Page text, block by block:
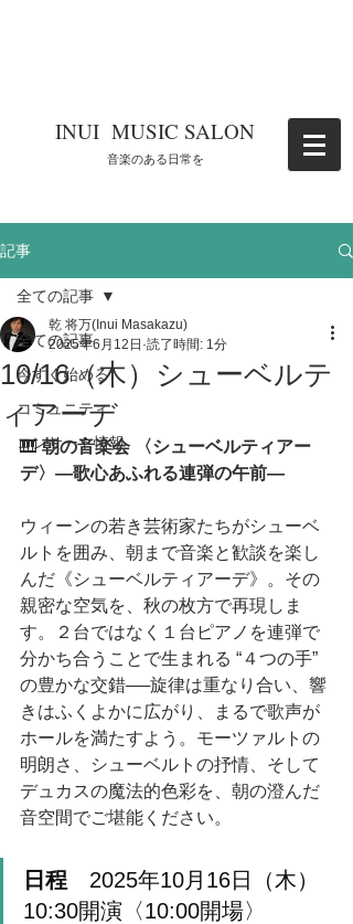
​INUI MUSIC SALON
​音楽のある日常を
記事
全ての記事
今すぐ始める
コミュニティ
コンサート情報
全ての記事
10/16（木）シューベルテ
ィアーデ
乾 将万(Inui Masakazu)
2025年6月12日 読了時間: 1分
🎹 朝の音楽会 〈シューベルティアー
デ〉—歌心あふれる連弾の午前—
ウィーンの若き芸術家たちがシューベ
ルトを囲み、朝まで音楽と歓談を楽し
んだ《シューベルティアーデ》。その
親密な空気を、秋の枚方で再現しま
す。２台ではなく１台ピアノを連弾で
分かち合うことで生まれる “４つの手”
の豊かな交錯──旋律は重なり合い、響
きはふくよかに広がり、まるで歌声が
ホールを満たすよう。モーツァルトの
明朗さ、シューベルトの抒情、そして
デュカスの魔法的色彩を、朝の澄んだ
音空間でご堪能ください。
日程 2025年10月16日（木）
10:30開演〈10:00開場〉